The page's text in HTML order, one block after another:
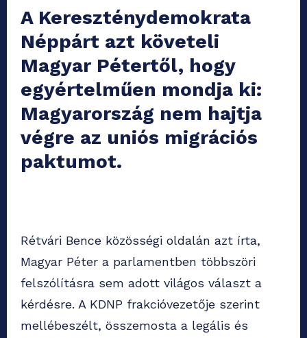
A Kereszténydemokrata
Néppárt azt követeli
Magyar Pétertől, hogy
egyértelműen mondja ki:
Magyarország nem hajtja
végre az uniós migrációs
paktumot.
Rétvári Bence közösségi oldalán azt írta,
Magyar Péter a parlamentben többszöri
felszólításra sem adott világos választ a
kérdésre. A KDNP frakcióvezetője szerint
mellébeszélt, összemosta a legális és